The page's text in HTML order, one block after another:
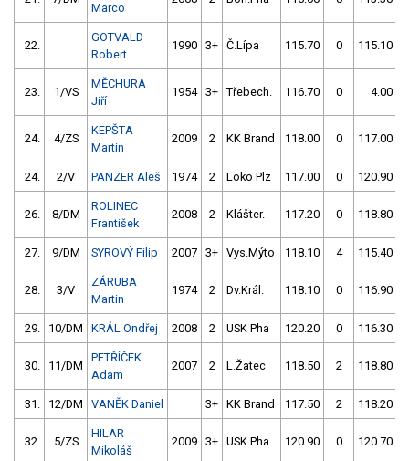
Marco
22.
GOTVALD
Robert
1990 3+ Č.Lípa 115.70 0 115.10
23. 1/VS
MĚCHURA
Jiří
1954 3+ Třebech. 116.70 0 4.00
24. 4/ZS
KEPŠTA
Martin
2009 2 KK Brand 118.00 0 117.00
24. 2/V PANZER Aleš 1974 2 Loko Plz 117.00 0 120.90
26. 8/DM
ROLINEC
František
2008 2 Klášter. 117.20 0 118.80
27. 9/DM SYROVÝ Filip 2007 3+ Vys.Mýto 118.10 4 115.40
28. 3/V
ZÁRUBA
Martin
1974 2 Dv.Král. 118.10 0 116.90
29. 10/DM KRÁL Ondřej 2008 2 USK Pha 120.20 0 116.30
30. 11/DM
PETŘÍČEK
Adam
2007 2 L.Žatec 118.50 2 118.80
31. 12/DM VANĚK Daniel 3+ KK Brand 117.50 2 118.20
32. 5/ZS
HILAR
Mikoláš
2009 3+ USK Pha 120.90 0 120.70